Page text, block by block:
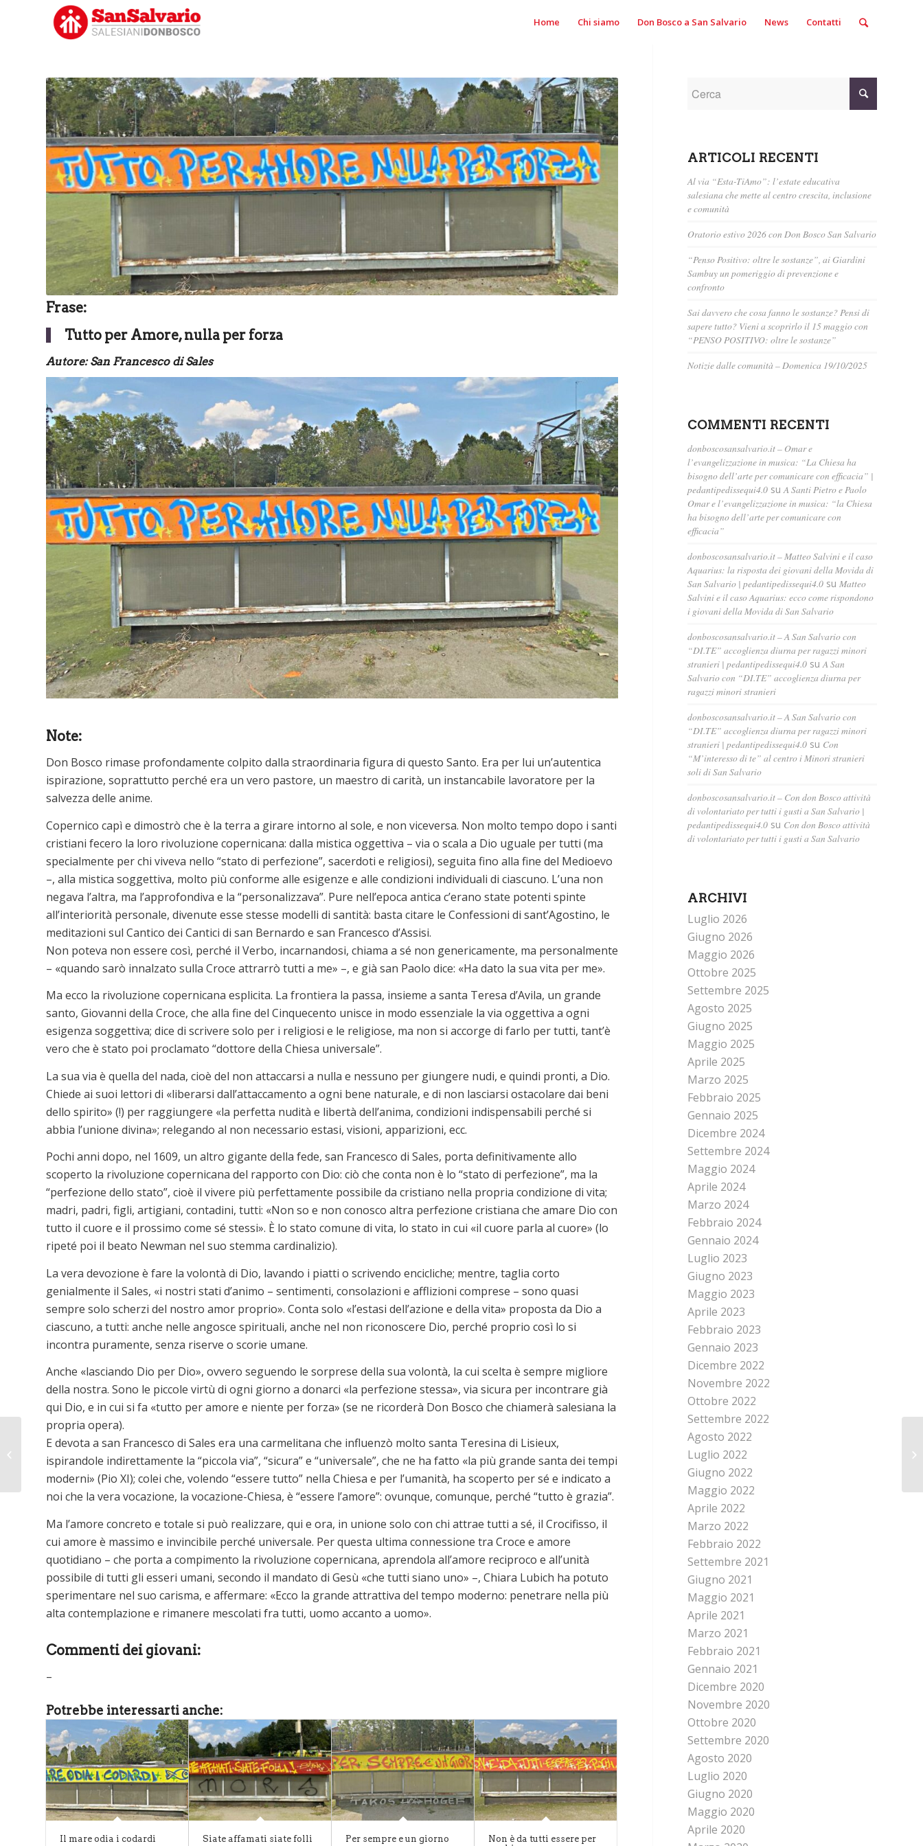
Home Chi siamo Don Bosco a San Salvario News Contatti
Frase:
Tutto per Amore, nulla per forza
Autore: San Francesco di Sales
Note:
Don Bosco rimase profondamente colpito dalla straordinaria figura di questo Santo. Era per lui un’autentica
ispirazione, soprattutto perché era un vero pastore, un maestro di carità, un instancabile lavoratore per la
salvezza delle anime.
Copernico capì e dimostrò che è la terra a girare intorno al sole, e non viceversa. Non molto tempo dopo i santi
cristiani fecero la loro rivoluzione copernicana: dalla mistica oggettiva – via o scala a Dio uguale per tutti (ma
specialmente per chi viveva nello “stato di perfezione”, sacerdoti e religiosi), seguita fino alla fine del Medioevo
–, alla mistica soggettiva, molto più conforme alle esigenze e alle condizioni individuali di ciascuno. L’una non
negava l’altra, ma l’approfondiva e la “personalizzava”. Pure nell’epoca antica c’erano state potenti spinte
all’interiorità personale, divenute esse stesse modelli di santità: basta citare le Confessioni di sant’Agostino, le
meditazioni sul Cantico dei Cantici di san Bernardo e san Francesco d’Assisi.
Non poteva non essere così, perché il Verbo, incarnandosi, chiama a sé non genericamente, ma personalmente
– «quando sarò innalzato sulla Croce attrarrò tutti a me» –, e già san Paolo dice: «Ha dato la sua vita per me».
Ma ecco la rivoluzione copernicana esplicita. La frontiera la passa, insieme a santa Teresa d’Avila, un grande
santo, Giovanni della Croce, che alla fine del Cinquecento unisce in modo essenziale la via oggettiva a ogni
esigenza soggettiva; dice di scrivere solo per i religiosi e le religiose, ma non si accorge di farlo per tutti, tant’è
vero che è stato poi proclamato “dottore della Chiesa universale”.
La sua via è quella del nada, cioè del non attaccarsi a nulla e nessuno per giungere nudi, e quindi pronti, a Dio.
Chiede ai suoi lettori di «liberarsi dall’attaccamento a ogni bene naturale, e di non lasciarsi ostacolare dai beni
dello spirito» (!) per raggiungere «la perfetta nudità e libertà dell’anima, condizioni indispensabili perché si
abbia l’unione divina»; relegando al non necessario estasi, visioni, apparizioni, ecc.
Pochi anni dopo, nel 1609, un altro gigante della fede, san Francesco di Sales, porta definitivamente allo
scoperto la rivoluzione copernicana del rapporto con Dio: ciò che conta non è lo “stato di perfezione”, ma la
“perfezione dello stato”, cioè il vivere più perfettamente possibile da cristiano nella propria condizione di vita;
madri, padri, figli, artigiani, contadini, tutti: «Non so e non conosco altra perfezione cristiana che amare Dio con
tutto il cuore e il prossimo come sé stessi». È lo stato comune di vita, lo stato in cui «il cuore parla al cuore» (lo
ripeté poi il beato Newman nel suo stemma cardinalizio).
La vera devozione è fare la volontà di Dio, lavando i piatti o scrivendo encicliche; mentre, taglia corto
genialmente il Sales, «i nostri stati d’animo – sentimenti, consolazioni e afflizioni comprese – sono quasi
sempre solo scherzi del nostro amor proprio». Conta solo «l’estasi dell’azione e della vita» proposta da Dio a
ciascuno, a tutti: anche nelle angosce spirituali, anche nel non riconoscere Dio, perché proprio così lo si
incontra puramente, senza riserve o scorie umane.
Anche «lasciando Dio per Dio», ovvero seguendo le sorprese della sua volontà, la cui scelta è sempre migliore
della nostra. Sono le piccole virtù di ogni giorno a donarci «la perfezione stessa», via sicura per incontrare già
qui Dio, e in cui si fa «tutto per amore e niente per forza» (se ne ricorderà Don Bosco che chiamerà salesiana la
propria opera).
E devota a san Francesco di Sales era una carmelitana che influenzò molto santa Teresina di Lisieux,
ispirandole indirettamente la “piccola via”, “sicura” e “universale”, che ne ha fatto «la più grande santa dei tempi
moderni» (Pio XI); colei che, volendo “essere tutto” nella Chiesa e per l’umanità, ha scoperto per sé e indicato a
noi che la vera vocazione, la vocazione-Chiesa, è “essere l’amore”: ovunque, comunque, perché “tutto è grazia”.
Ma l’amore concreto e totale si può realizzare, qui e ora, in unione solo con chi attrae tutti a sé, il Crocifisso, il
cui amore è massimo e invincibile perché universale. Per questa ultima connessione tra Croce e amore
quotidiano – che porta a compimento la rivoluzione copernicana, aprendola all’amore reciproco e all’unità
possibile di tutti gli esseri umani, secondo il mandato di Gesù «che tutti siano uno» –, Chiara Lubich ha potuto
sperimentare nel suo carisma, e affermare: «Ecco la grande attrattiva del tempo moderno: penetrare nella più
alta contemplazione e rimanere mescolati fra tutti, uomo accanto a uomo».
Commenti dei giovani:
–
Potrebbe interessarti anche:
Il mare odia i codardi Siate affamati siate folli Per sempre e un giorno
Non è da tutti essere per
ARTICOLI RECENTI
Al via “Esta-TiAmo”: l’estate educativa
salesiana che mette al centro crescita, inclusione
e comunità
Oratorio estivo 2026 con Don Bosco San Salvario
“Penso Positivo: oltre le sostanze”, ai Giardini
Sambuy un pomeriggio di prevenzione e
confronto
Sai davvero che cosa fanno le sostanze? Pensi di
sapere tutto? Vieni a scoprirlo il 15 maggio con
“PENSO POSITIVO: oltre le sostanze”
Notizie dalle comunità – Domenica 19/10/2025
COMMENTI RECENTI
donboscosansalvario.it – Omar e
l’evangelizzazione in musica: “La Chiesa ha
bisogno dell’arte per comunicare con efficacia” |
pedantipedissequi4.0 suA Santi Pietro e Paolo
Omar e l’evangelizzazione in musica: “la Chiesa
ha bisogno dell’arte per comunicare con
efficacia”
donboscosansalvario.it – Matteo Salvini e il caso
Aquarius: la risposta dei giovani della Movida di
San Salvario | pedantipedissequi4.0 suMatteo
Salvini e il caso Aquarius: ecco come rispondono
i giovani della Movida di San Salvario
donboscosansalvario.it – A San Salvario con
“DI.TE” accoglienza diurna per ragazzi minori
stranieri | pedantipedissequi4.0 suA San
Salvario con “DI.TE” accoglienza diurna per
ragazzi minori stranieri
donboscosansalvario.it – A San Salvario con
“DI.TE” accoglienza diurna per ragazzi minori
stranieri | pedantipedissequi4.0 su Con
“M’interesso di te” al centro i Minori stranieri
soli di San Salvario
donboscosansalvario.it – Con don Bosco attività
di volontariato per tutti i gusti a San Salvario |
pedantipedissequi4.0 su Con don Bosco attività
di volontariato per tutti i gusti a San Salvario
ARCHIVI
Luglio 2026
Giugno 2026
Maggio 2026
Ottobre 2025
Settembre 2025
Agosto 2025
Giugno 2025
Maggio 2025
Aprile 2025
Marzo 2025
Febbraio 2025
Gennaio 2025
Dicembre 2024
Settembre 2024
Maggio 2024
Aprile 2024
Marzo 2024
Febbraio 2024
Gennaio 2024
Luglio 2023
Giugno 2023
Maggio 2023
Aprile 2023
Febbraio 2023
Gennaio 2023
Dicembre 2022
Novembre 2022
Ottobre 2022
Settembre 2022
Agosto 2022
Luglio 2022
Giugno 2022
Maggio 2022
Aprile 2022
Marzo 2022
Febbraio 2022
Settembre 2021
Giugno 2021
Maggio 2021
Aprile 2021
Marzo 2021
Febbraio 2021
Gennaio 2021
Dicembre 2020
Novembre 2020
Ottobre 2020
Settembre 2020
Agosto 2020
Luglio 2020
Giugno 2020
Maggio 2020
Aprile 2020
Tempus fugit, amor
manet